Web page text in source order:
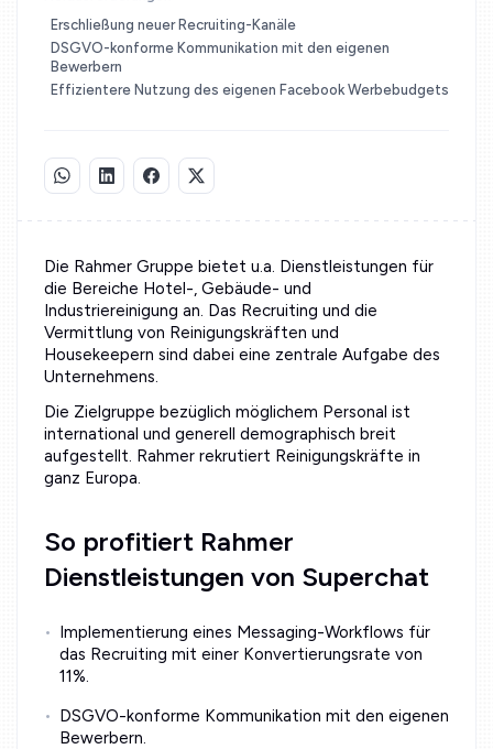
Erschließung neuer Recruiting-Kanäle
DSGVO-konforme Kommunikation mit den eigenen
Bewerbern
Effizientere Nutzung des eigenen Facebook Werbebudgets
Die Rahmer Gruppe bietet u.a. Dienstleistungen für
die Bereiche Hotel-, Gebäude- und
Industriereinigung an. Das Recruiting und die
Vermittlung von Reinigungskräften und
Housekeepern sind dabei eine zentrale Aufgabe des
Unternehmens.
Die Zielgruppe bezüglich möglichem Personal ist
international und generell demographisch breit
aufgestellt. Rahmer rekrutiert Reinigungskräfte in
ganz Europa.
So profitiert Rahmer
Dienstleistungen von Superchat
Implementierung eines Messaging-Workflows für
das Recruiting mit einer Konvertierungsrate von
11%.
DSGVO-konforme Kommunikation mit den eigenen
Bewerbern.